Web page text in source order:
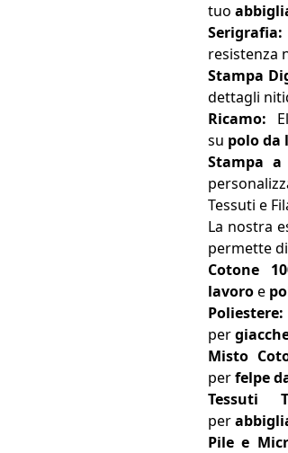
tuo
Serigrafia:
resistenza
Stampa
dettagli
Ricamo:
su polo da
Stampa a
Tessuti e
La nostra
permette
Cotone
lavoroe
Poliestere:
per
Misto
perfelpe
Tessuti
per
Pile e